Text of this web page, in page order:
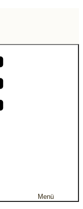
Menü